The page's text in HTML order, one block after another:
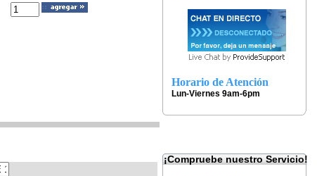
Horario de Atención
Lun-Viernes 9am-6pm
¡Compruebe nuestro Servicio!